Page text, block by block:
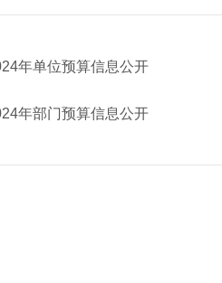
年单位预算信息公开
年部门预算信息公开